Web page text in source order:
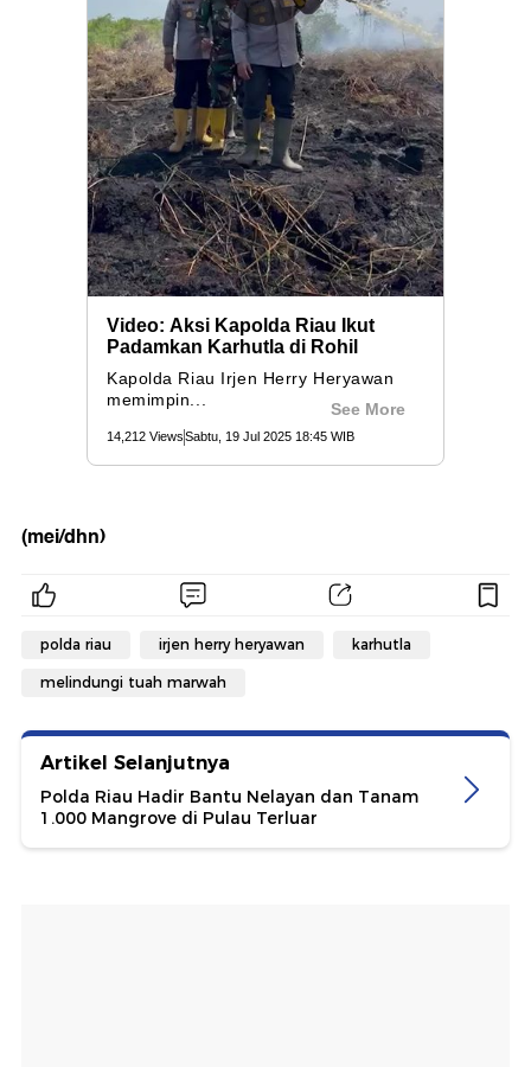
(mei/dhn)
polda riau irjen herry heryawan karhutla
melindungi tuah marwah
Artikel Selanjutnya
Polda Riau Hadir Bantu Nelayan dan Tanam
1.000 Mangrove di Pulau Terluar